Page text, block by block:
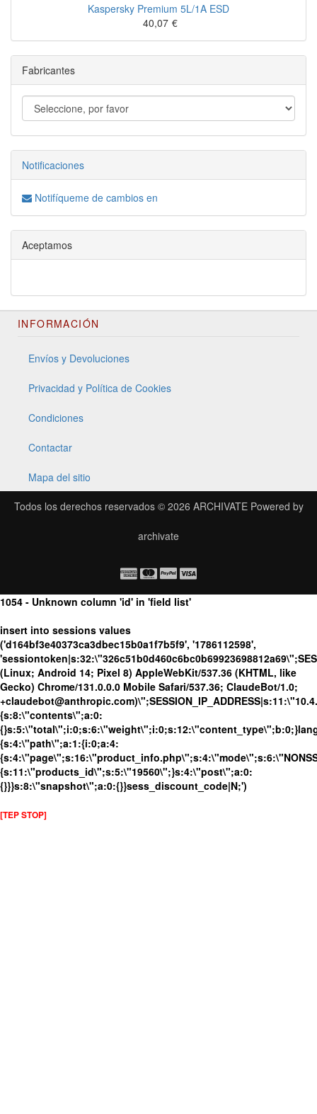
Kaspersky Premium 5L/1A ESD
40,07 €
Fabricantes
Notificaciones
Notifíqueme de cambios en
Aceptamos
INFORMACIÓN
Envíos y Devoluciones
Privacidad y Política de Cookies
Condiciones
Contactar
Mapa del sitio
Todos los derechos reservados © 2026 ARCHIVATEPowered by
archivate
1054 - Unknown column 'id' in 'field list'
insert into sessions values
('d164bf3e40373ca3dbec15b0a1f7b5f9', '1786112598',
(Linux; Android 14; Pixel 8) AppleWebKit/537.36 (KHTML, like
Gecko) Chrome/131.0.0.0 Mobile Safari/537.36; ClaudeBot/1.0;
{s:8:\"contents\";a:0:
{s:4:\"path\";a:1:{i:0;a:4:
{s:11:\"products_id\";s:5:\"19560\";}s:4:\"post\";a:0:
{}}}s:8:\"snapshot\";a:0:{}}sess_discount_code|N;')
[TEP STOP]